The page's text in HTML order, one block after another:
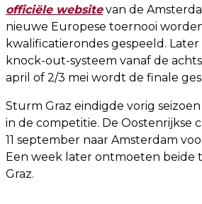
officiële websitevan de
nieuwe Europese toernooi
kwalificatierondes gespeeld.
knock-out-systeem vanaf de
april of 2/3 mei wordt de finale
Sturm Graz eindigde vorig
in de competitie. De Oostenrijkse
11 september naar Amsterdam
Een week later ontmoeten beide
Graz.